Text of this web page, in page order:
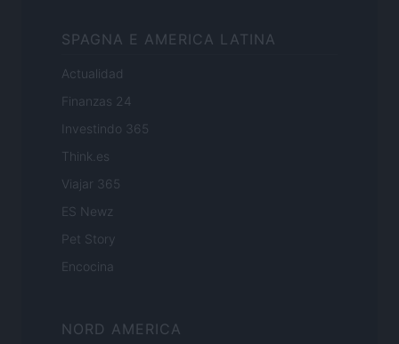
SPAGNA E AMERICA LATINA
Actualidad
Finanzas 24
Investindo 365
Think.es
Viajar 365
ES Newz
Pet Story
Encocina
NORD AMERICA